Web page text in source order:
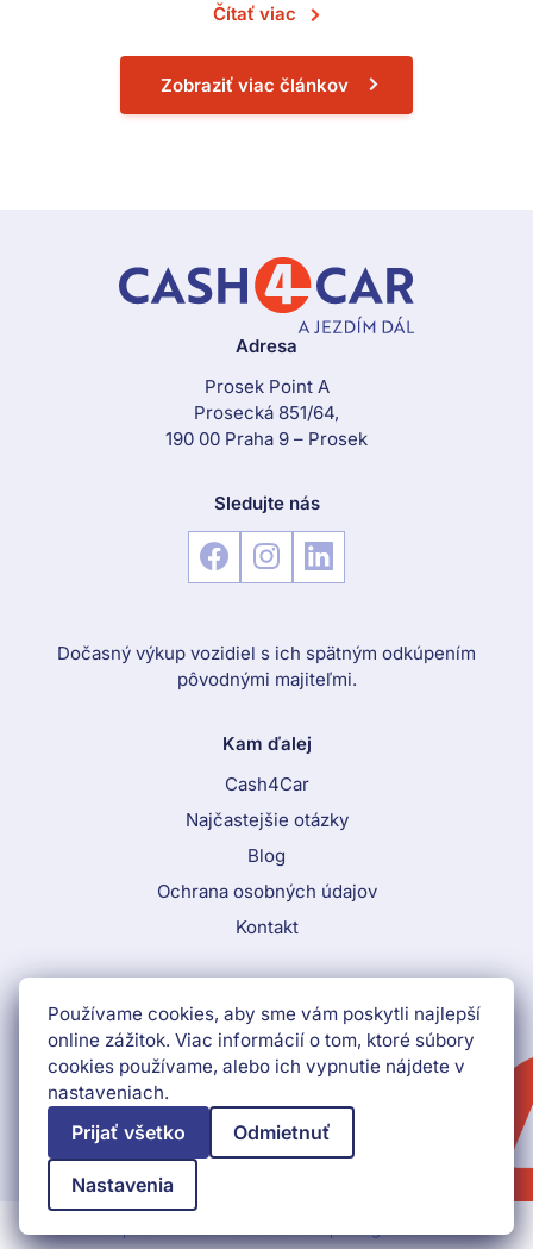
Čítať viac
Zobraziť viac článkov
Adresa
Prosek Point A
Prosecká 851/64,
190 00 Praha 9 – Prosek
Sledujte nás
Dočasný výkup vozidiel s ich spätným odkúpením
pôvodnými majiteľmi.
Kam ďalej
Cash4Car
Najčastejšie otázky
Blog
Ochrana osobných údajov
Kontakt
Call To Action Menu
+421 552 903 009
Používame cookies, aby sme vám poskytli najlepší
online zážitok. Viac informácií o tom, ktoré súbory
cookies používame, alebo ich vypnutie nájdete v
nastaveniach.
Prijať všetko Odmietnuť
Nastavenia